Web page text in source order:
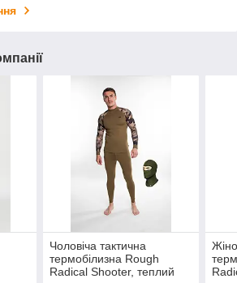
Чоловіча тактична
термобілизна Rough
Radical Shooter, теплий